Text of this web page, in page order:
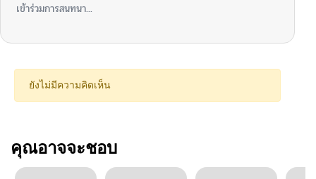
เข้าร่วมการสนทนา...
ยังไม่มีความคิดเห็น
คุณอาจจะชอบ